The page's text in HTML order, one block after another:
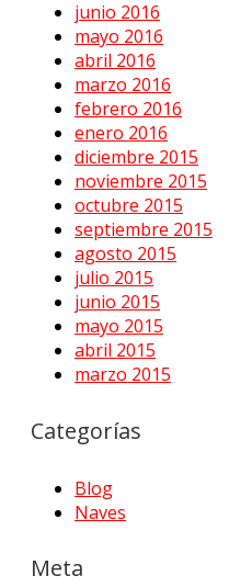
junio 2016
mayo 2016
abril 2016
marzo 2016
febrero 2016
enero 2016
diciembre 2015
noviembre 2015
octubre 2015
septiembre 2015
agosto 2015
julio 2015
junio 2015
mayo 2015
abril 2015
marzo 2015
Categorías
Blog
Naves
Meta